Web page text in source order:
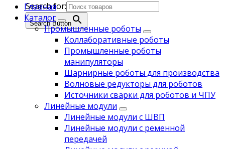
Search for:
Search Button
Главная
Каталог
Промышленные роботы
Коллаборативные роботы
Промышленные роботы
манипуляторы
Шарнирные роботы для производства
Волновые редукторы для роботов
Источники сварки для роботов и ЧПУ
Линейные модули
Линейные модули с ШВП
Линейные модули с ременной
передачей